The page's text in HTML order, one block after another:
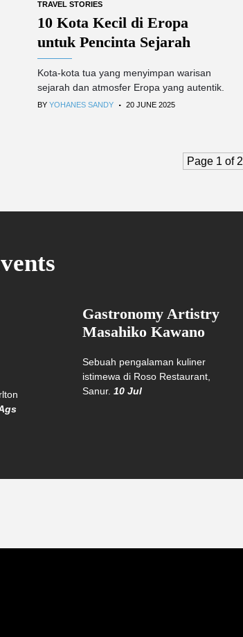
TRAVEL STORIES
10 Kota Kecil di Eropa
untuk Pencinta Sejarah
Kota-kota tua yang menyimpan warisan
sejarah dan atmosfer Eropa yang autentik.
BY YOHANES SANDY . 20 JUNE 2025
Page 1 of 2
Gastronomy Artistry
Masahiko Kawano
Sebuah pengalaman kuliner
istimewa di Roso Restaurant,
Sanur. 10 Jul